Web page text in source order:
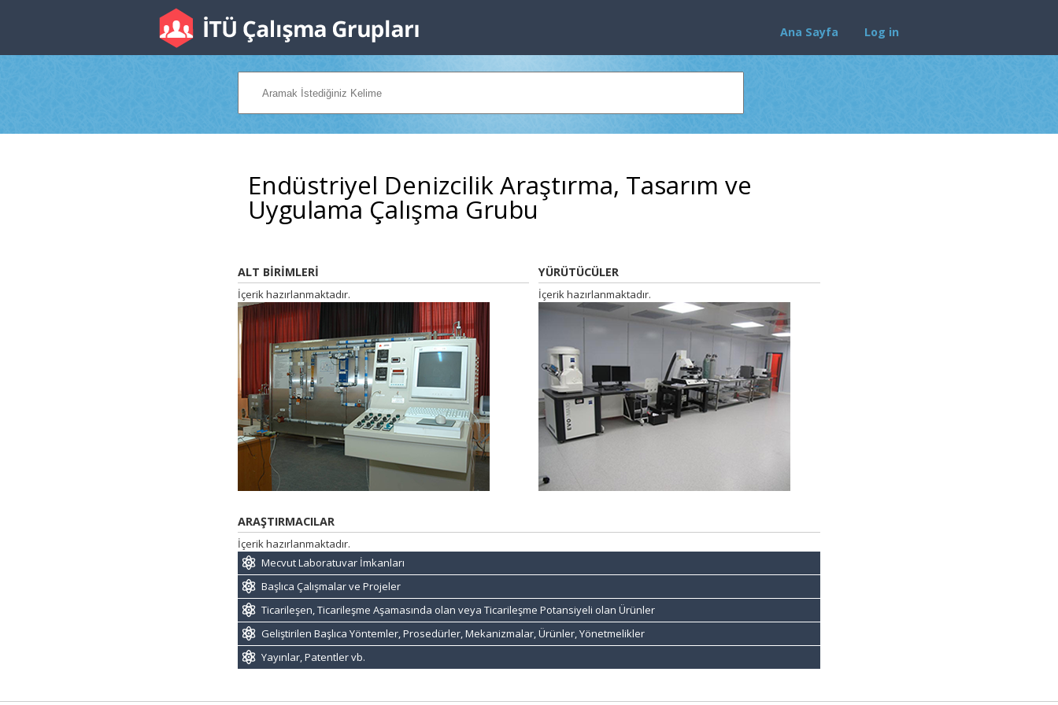
Ana Sayfa Log in
Endüstriyel Denizcilik Araştırma, Tasarım ve
Uygulama Çalışma Grubu
ALT BİRİMLERİ
İçerik hazırlanmaktadır.
YÜRÜTÜCÜLER
İçerik hazırlanmaktadır.
ARAŞTIRMACILAR
İçerik hazırlanmaktadır.
Mecvut Laboratuvar İmkanları
Başlıca Çalışmalar ve Projeler
Ticarileşen, Ticarileşme Aşamasında olan veya Ticarileşme Potansiyeli olan Ürünler
Geliştirilen Başlıca Yöntemler, Prosedürler, Mekanizmalar, Ürünler, Yönetmelikler
Yayınlar, Patentler vb.